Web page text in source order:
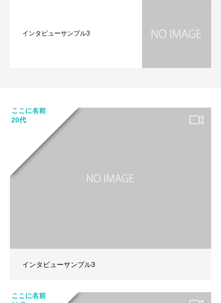
インタビューサンプル3
ここに名前
20代
インタビューサンプル3
ここに名前